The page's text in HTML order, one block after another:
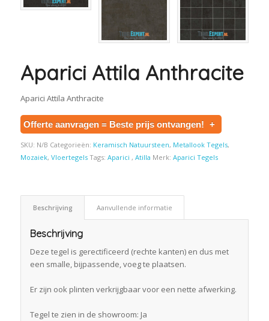
Aparici Attila Anthracite
Aparici Attila Anthracite
Offerte aanvragen = Beste prijs ontvangen! +
SKU: N/B Categorieën: Keramisch Natuursteen, Metallook Tegels,
Mozaiek, Vloertegels Tags: Aparici , Atilla Merk: Aparici Tegels
Beschrijving Aanvullende informatie
Beschrijving
Deze tegel is gerectificeerd (rechte kanten) en dus met
een smalle, bijpassende, voeg te plaatsen.
Er zijn ook plinten verkrijgbaar voor een nette afwerking.
Tegel te zien in de showroom: Ja